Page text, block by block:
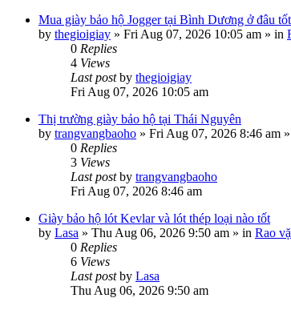
Mua giày bảo hộ Jogger tại Bình Dương ở đâu tốt
by thegioigiay » Fri Aug 07, 2026 10:05 am » in
0 Replies
4 Views
Last postby thegioigiay
Fri Aug 07, 2026 10:05 am
Thị trường giày bảo hộ tại Thái Nguyên
by trangvangbaoho » Fri Aug 07, 2026 8:46 am
0 Replies
3 Views
Last postby trangvangbaoho
Fri Aug 07, 2026 8:46 am
Giày bảo hộ lót Kevlar và lót thép loại nào tốt
by Lasa » Thu Aug 06, 2026 9:50 am » in Rao
0 Replies
6 Views
Last postby Lasa
Thu Aug 06, 2026 9:50 am